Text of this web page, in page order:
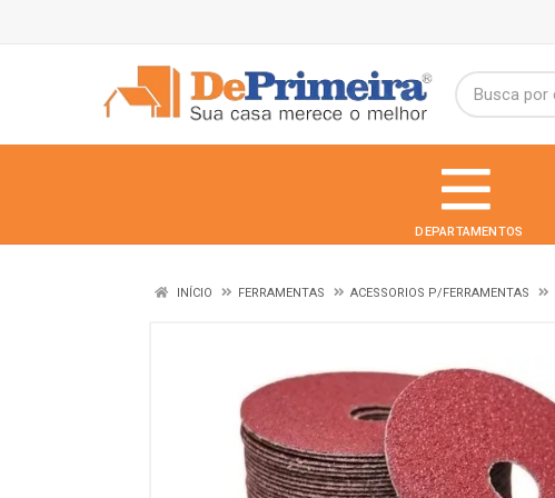
DEPARTAMENTOS
INÍCIO FERRAMENTAS ACESSORIOS P/FERRAMENTAS